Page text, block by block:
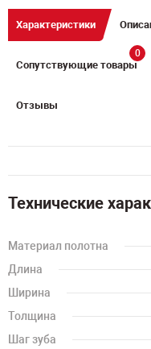
Характеристики
Сопутствующие товары
0
Отзывы
Технические
Материал полотна
Длина
Ширина
Толщина
Шаг зуба